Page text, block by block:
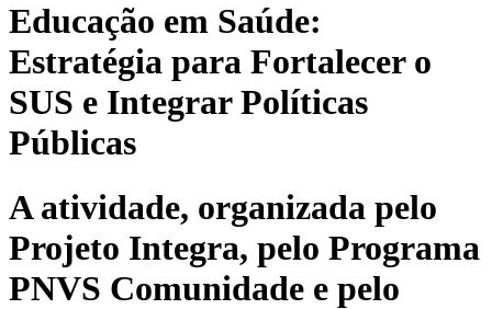
Educação em Saúde:
Estratégia para Fortalecer o
SUS e Integrar Políticas
Públicas
A atividade, organizada pelo
Projeto Integra, pelo Programa
PNVS Comunidade e pelo